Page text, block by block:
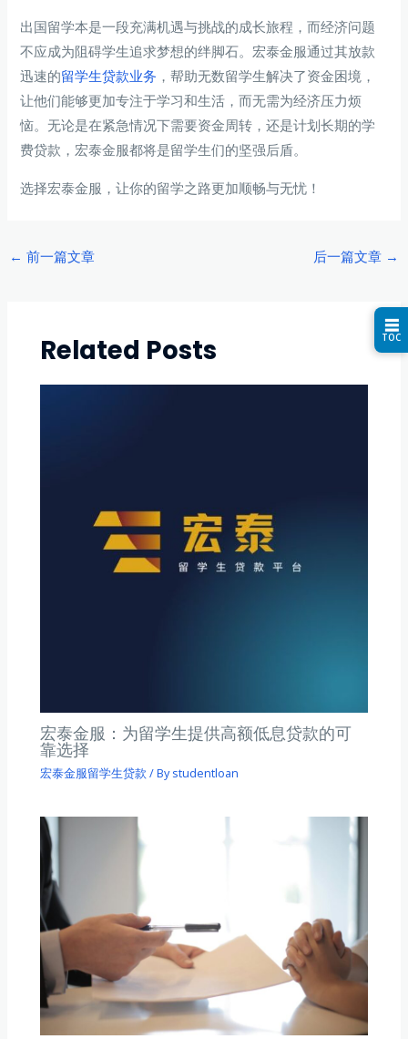
出国留学本是一段充满机遇与挑战的成长旅程，而经济问题
不应成为阻碍学生追求梦想的绊脚石。宏泰金服通过其放款
迅速的留学生贷款业务 ，帮助无数留学生解决了资金困境，
让他们能够更加专注于学习和生活，而无需为经济压力烦
恼。无论是在紧急情况下需要资金周转，还是计划长期的学
费贷款，宏泰金服都将是留学生们的坚强后盾。
选择宏泰金服，让你的留学之路更加顺畅与无忧！
Post
← 前一篇文章 后一篇文章 →
Related Posts
宏泰金服：为留学生提供高额低息贷款的可
靠选择
宏泰金服留学生贷款 / Bystudentloan
☰
TOC